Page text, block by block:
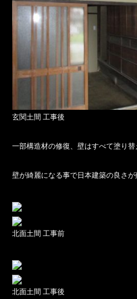
玄関土間 工事後
一部構造材の修復、壁はすべて塗り替
壁が綺麗になる事で日本建築の良さが
北面土間 工事前
北面土間 工事後